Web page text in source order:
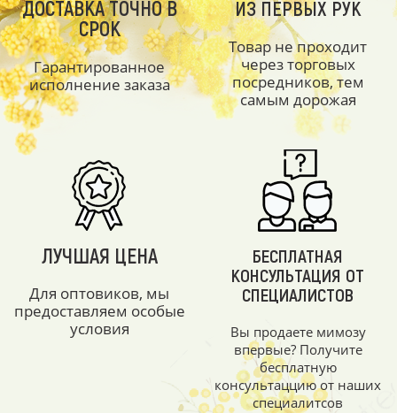
ДОСТАВКА ТОЧНО В
СРОК
Гарантированное
исполнение заказа
ИЗ ПЕРВЫХ РУК
Товар не проходит
через торговых
посредников, тем
самым дорожая
ЛУЧШАЯ ЦЕНА
Для оптовиков, мы
предоставляем особые
условия
БЕСПЛАТНАЯ
КОНСУЛЬТАЦИЯ ОТ
СПЕЦИАЛИСТОВ
Вы продаете мимозу
впервые? Получите
бесплатную
консультаццию от наших
специалитсов